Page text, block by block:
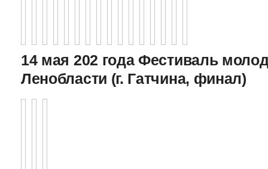
14 мая 202 года Фестиваль
Ленобласти (г. Гатчина, финал)